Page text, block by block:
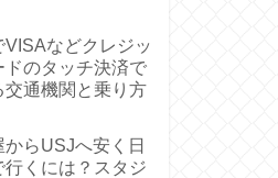
VISAなどクレジッ
ドのタッチ決済で
交通機関と乗り方
からUSJへ安く日
行くには？スタジ